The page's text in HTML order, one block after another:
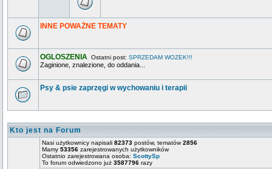
INNE POWAŻNE TEMATY
OGLOSZENIA Ostatni post: SPRZEDAM WOZEK!!!
Zaginione, znalezione, do oddania...
Psy & psie zaprzęgi w wychowaniu i terapii
Kto jest na Forum
Nasi użytkownicy napisali 82373 postów, tematów2856
Mamy 53356 zarejestrowanych użytkowników
Ostatnio zarejestrowana osoba: ScottySp
To forum odwiedzono już 3587796 razy